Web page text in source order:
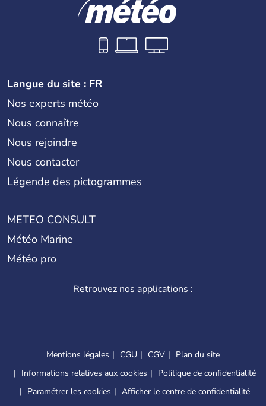
Langue du site : FR
Nos experts météo
Nous connaître
Nous rejoindre
Nous contacter
Légende des pictogrammes
METEO CONSULT
Météo Marine
Météo pro
Retrouvez nos applications :
Mentions légales CGU CGV
Plan du site
Informations relatives aux cookies
Politique de confidentialité
Paramétrer les cookies
Afficher le centre de confidentialité